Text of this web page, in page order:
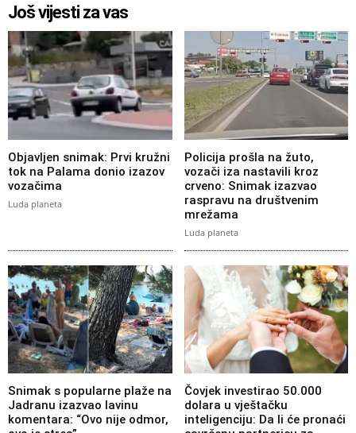
Još vijesti za vas
Objavljen snimak: Prvi kružni
tok na Palama donio izazov
vozačima
Luda planeta
Policija prošla na žuto,
vozači iza nastavili kroz
crveno: Snimak izazvao
raspravu na društvenim
mrežama
Luda planeta
Snimak s popularne plaže na
Jadranu izazvao lavinu
komentara: “Ovo nije odmor,
Čovjek investirao 50.000
dolara u vještačku
inteligenciju: Da li će pronaći